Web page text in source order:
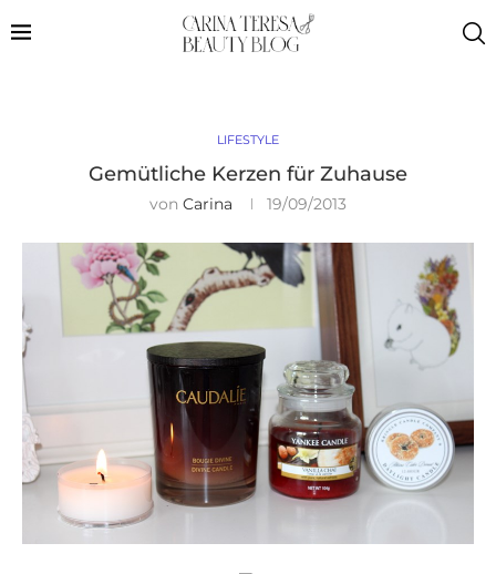
LIFESTYLE
Gemütliche Kerzen für Zuhause
von Carina 19/09/2013